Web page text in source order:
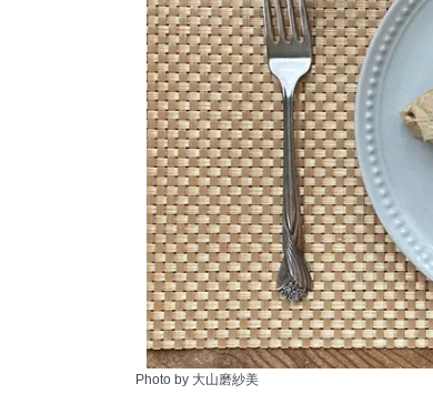
Photo by 大山磨紗美